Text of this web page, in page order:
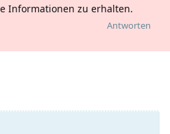
Informationen zu erhalten.
Antworten